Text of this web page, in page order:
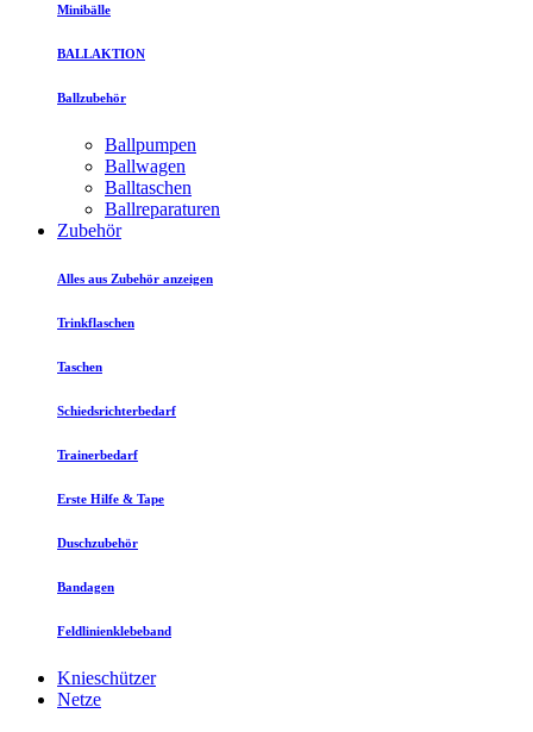
Minibälle
BALLAKTION
Ballzubehör
Ballpumpen
Ballwagen
Balltaschen
Ballreparaturen
Zubehör
Alles aus Zubehör anzeigen
Trinkflaschen
Taschen
Schiedsrichterbedarf
Trainerbedarf
Erste Hilfe & Tape
Duschzubehör
Bandagen
Feldlinienklebeband
Knieschützer
Netze